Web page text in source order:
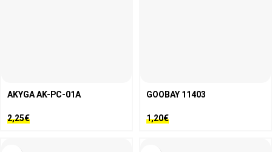
AKYGA AK-PC-01A
2,25€
GOOBAY 11403
1,20€